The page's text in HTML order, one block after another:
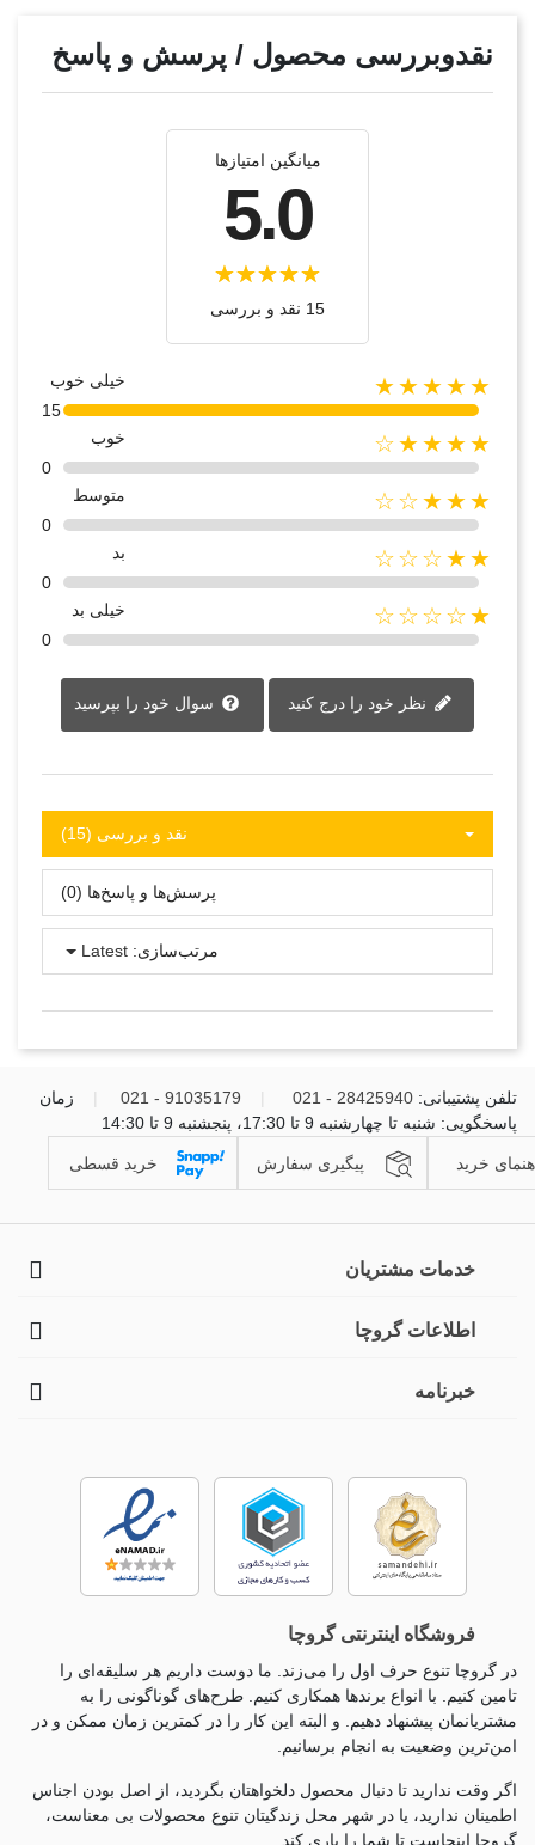
نقدوبررسی محصول / پرسش و پاسخ
میانگین امتیازها
5.0
15 نقد و بررسی‌‌
★★★★★
خیلی خوب
15
★★★★☆
خوب
0
★★★☆☆
متوسط
0
★★☆☆☆
بد
0
★☆☆☆☆
خیلی بد
0
سوال خود را بپرسید
نقد و بررسی‌‌ (15)
پرسش‌ها و پاسخ‌ها (0)
مرتب‌سازی: Latest
تلفن پشتیبانی: 28425940 - 021
91035179 - 021
زمان
پاسخگویی: شنبه تا چهارشنبه 9 تا 17:30، پنجشنبه 9 تا 14:30
خرید پیگیری سفارش خرید قسطی
خدمات مشتریان
اطلاعات گروچا
خبرنامه
فروشگاه اینترنتی گروچا
در گروچا تنوع حرف اول را می‌زند. ما دوست داریم هر سلیقه‌ای را
تامین کنیم. با انواع برندها همکاری کنیم. طرح‌های گوناگونی را به
مشتریانمان پیشنهاد دهیم. و البته این کار را در کمترین زمان ممکن و در
امن‌ترین وضعیت به انجام برسانیم.
اگر وقت ندارید تا دنبال محصول دلخواهتان بگردید، از اصل بودن اجناس
اطمینان ندارید، یا در شهر محل زندگیتان تنوع محصولات بی معناست،
گروچا اینجاست تا شما را یاری کند.